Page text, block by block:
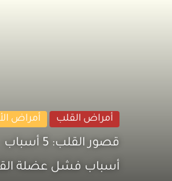
أمراض القلب أمراض
قصور القلب: 5 أسباب
أسباب فشل عضلة